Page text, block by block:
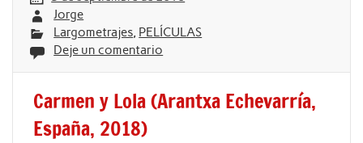
Jorge
Largometrajes, PELÍCULAS
Deje un comentario
Carmen y Lola (Arantxa Echevarría,
España, 2018)